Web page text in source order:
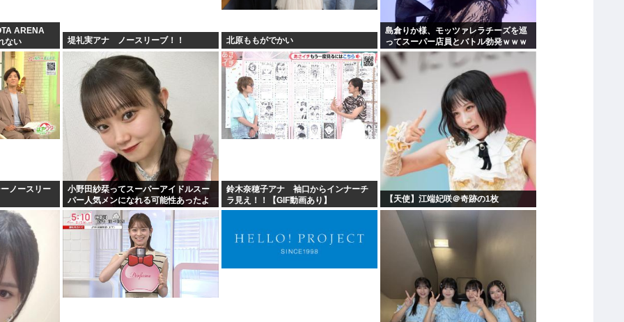
ARENA
ない
堤礼実アナ ノースリーブ！！ 北原ももがでかい
島倉りか様、モッツァレラチーズを巡
ってスーパー店員とバトル勃発ｗｗｗ
ノースリー
小野田紗栞ってスーパーアイドルスー
パー人気メンになれる可能性あったよ
な？
鈴木奈穂子アナ 袖口からインナーチ
ラ見え！！【GIF動画あり】
【天使】江端妃咲＠奇跡の1枚